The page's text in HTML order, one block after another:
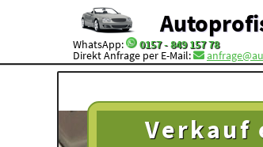
WhatsApp: 0157 - 849 157 78
Direkt Anfrage per E-Mail:
Verkauf